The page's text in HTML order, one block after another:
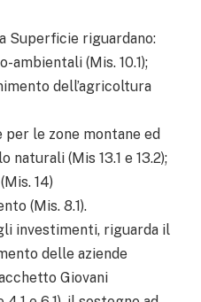
Superficie riguardano:
ambientali (Mis. 10.1);
dell’agricoltura
per le zone montane ed
(Mis 13.1 e 13.2);
14)
(Mis. 8.1).
investimenti, riguarda il
delle aziende
Giovani